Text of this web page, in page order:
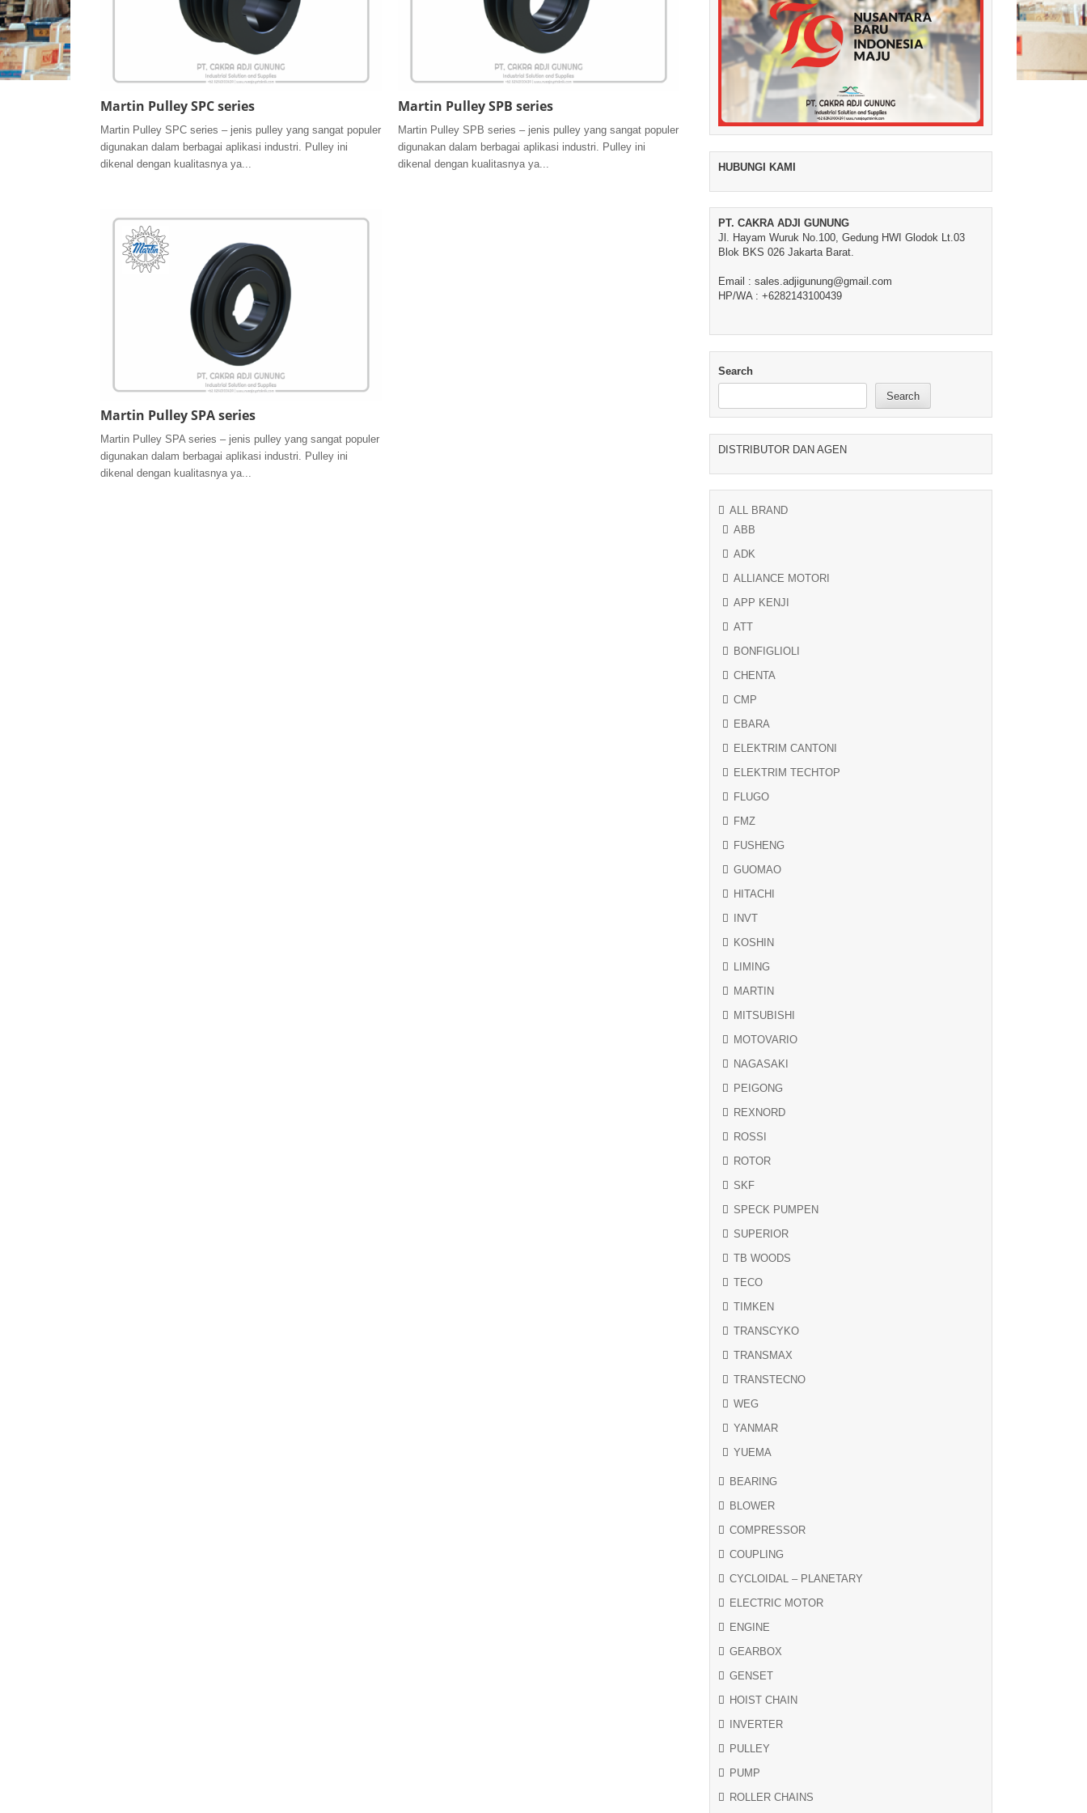
Martin Pulley SPC series
Martin Pulley SPC series – jenis pulley yang sangat populer
digunakan dalam berbagai aplikasi industri. Pulley ini
dikenal dengan kualitasnya ya...
Martin Pulley SPB series
Martin Pulley SPB series – jenis pulley yang sangat populer
digunakan dalam berbagai aplikasi industri. Pulley ini
dikenal dengan kualitasnya ya...
Martin Pulley SPA series
Martin Pulley SPA series – jenis pulley yang sangat populer
digunakan dalam berbagai aplikasi industri. Pulley ini
dikenal dengan kualitasnya ya...
HUBUNGI KAMI
PT. CAKRA ADJI GUNUNG
Jl. Hayam Wuruk No.100, Gedung HWI Glodok Lt.03
Blok BKS 026 Jakarta Barat.
Email : sales.adjigunung@gmail.com
HP/WA : +6282143100439
Search
Search
DISTRIBUTOR DAN AGEN
ALL BRAND
ABB
ADK
ALLIANCE MOTORI
APP KENJI
ATT
BONFIGLIOLI
CHENTA
CMP
EBARA
ELEKTRIM CANTONI
ELEKTRIM TECHTOP
FLUGO
FMZ
FUSHENG
GUOMAO
HITACHI
INVT
KOSHIN
LIMING
MARTIN
MITSUBISHI
MOTOVARIO
NAGASAKI
PEIGONG
REXNORD
ROSSI
ROTOR
SKF
SPECK PUMPEN
SUPERIOR
TB WOODS
TECO
TIMKEN
TRANSCYKO
TRANSMAX
TRANSTECNO
WEG
YANMAR
YUEMA
BEARING
BLOWER
COMPRESSOR
COUPLING
CYCLOIDAL – PLANETARY
ELECTRIC MOTOR
ENGINE
GEARBOX
GENSET
HOIST CHAIN
INVERTER
PULLEY
PUMP
ROLLER CHAINS